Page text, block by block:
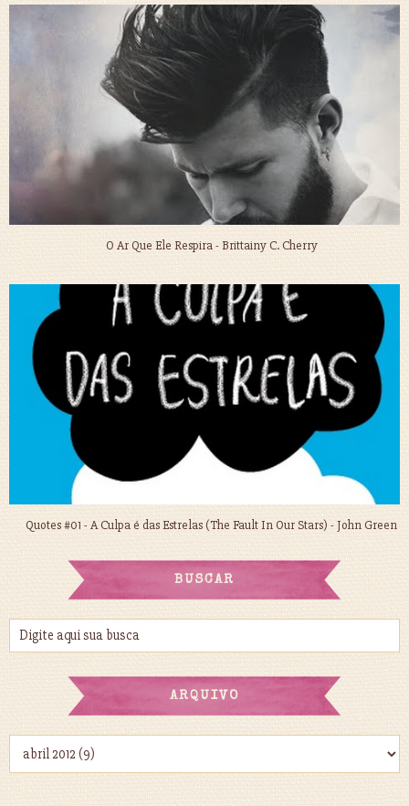
O Ar Que Ele Respira - Brittainy C. Cherry
Quotes #01 - A Culpa é das Estrelas (The Fault In Our Stars) - John Green
BUSCAR
ARQUIVO